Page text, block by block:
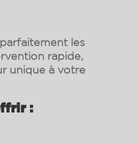
les
rapide,
unique à votre
: